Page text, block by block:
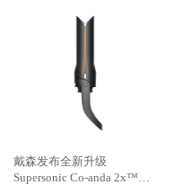
戴森发布全新升级
Supersonic Co-anda 2x™造